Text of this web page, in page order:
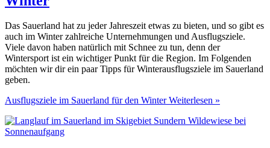
Das Sauerland hat zu jeder Jahreszeit etwas zu bieten, und so gibt es
auch im Winter zahlreiche Unternehmungen und Ausflugsziele.
Viele davon haben natürlich mit Schnee zu tun, denn der
Wintersport ist ein wichtiger Punkt für die Region. Im Folgenden
möchten wir dir ein paar Tipps für Winterausflugsziele im Sauerland
geben.
Ausflugsziele im Sauerland für den WinterWeiterlesen »